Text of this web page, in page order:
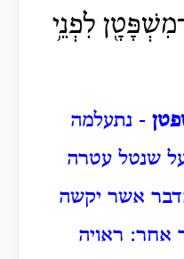
לִפְנֵ֥י
- נתעלמה
שנטל עטרה
אשר יקשה
אחר: ראויה